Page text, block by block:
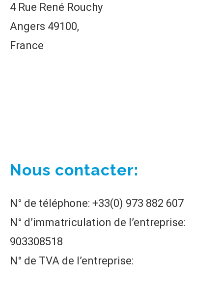
4 Rue René Rouchy
Angers 49100,
France
Nous contacter:
N° de téléphone: +33(0) 973 882 607
N° d’immatriculation de l’entreprise:
903308518
N° de TVA de l’entreprise: